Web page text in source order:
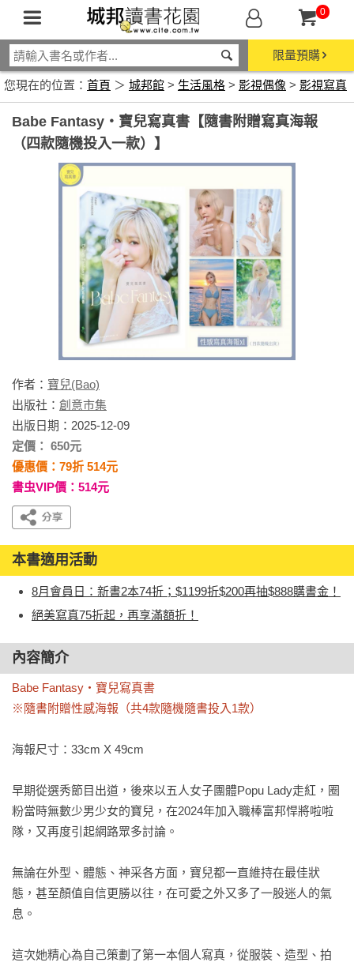
0
限量預購
您現在的位置： 首頁 ＞ 城邦館 > 生活風格 > 影視偶像 > 影視寫真
Babe Fantasy‧寶兒寫真書【隨書附贈寫真海報
（四款隨機投入一款）】
作者： 寶兒(Bao)
出版社： 創意市集
出版日期：2025-12-09
定價： 650元
優惠價：79折 514元
書虫VIP價：514元
本書適用活動
8月會員日：新書2本74折；$1199折$200再抽$888購書金！
絕美寫真75折起，再享滿額折！
內容簡介
Babe Fantasy‧寶兒寫真書
※隨書附贈性感海報（共4款隨機隨書投入1款）
海報尺寸：33cm X 49cm
早期從選秀節目出道，後來以五人女子團體Popu Lady走紅，圈
粉當時無數少男少女的寶兒，在2024年加入職棒富邦悍將啦啦
隊，又再度引起網路眾多討論。
無論在外型、體態、神采各方面，寶兒都一直維持在最佳狀
態，甚至顏值自信更勝以往，在可愛之外又多了一股迷人的氣
息。
這次她精心為自己策劃了第一本個人寫真，從服裝、造型、拍